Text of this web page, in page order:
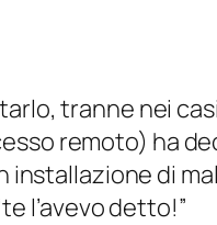
tranne nei
remoto) ha
installazione di
l’avevo detto!”